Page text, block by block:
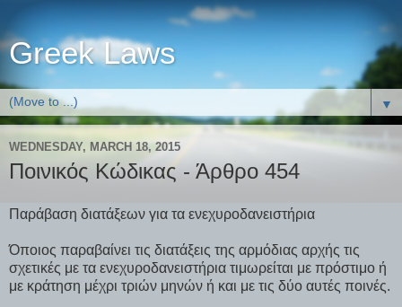
Greek Laws
▼
WEDNESDAY, MARCH 18, 2015
Ποινικός Κώδικας - Άρθρο 454
Παράβαση διατάξεων για τα ενεχυροδανειστήρια
Όποιος παραβαίνει τις διατάξεις της αρμόδιας αρχής τις
σχετικές με τα ενεχυροδανειστήρια τιμωρείται με πρόστιμο ή
με κράτηση μέχρι τριών μηνών ή και με τις δύο αυτές ποινές.